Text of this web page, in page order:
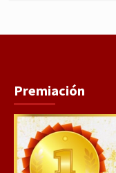
Premiación